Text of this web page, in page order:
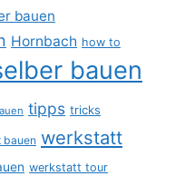
bauen
Hornbach how to
bauen
tipps tricks
bauen werkstatt
werkstatt tour